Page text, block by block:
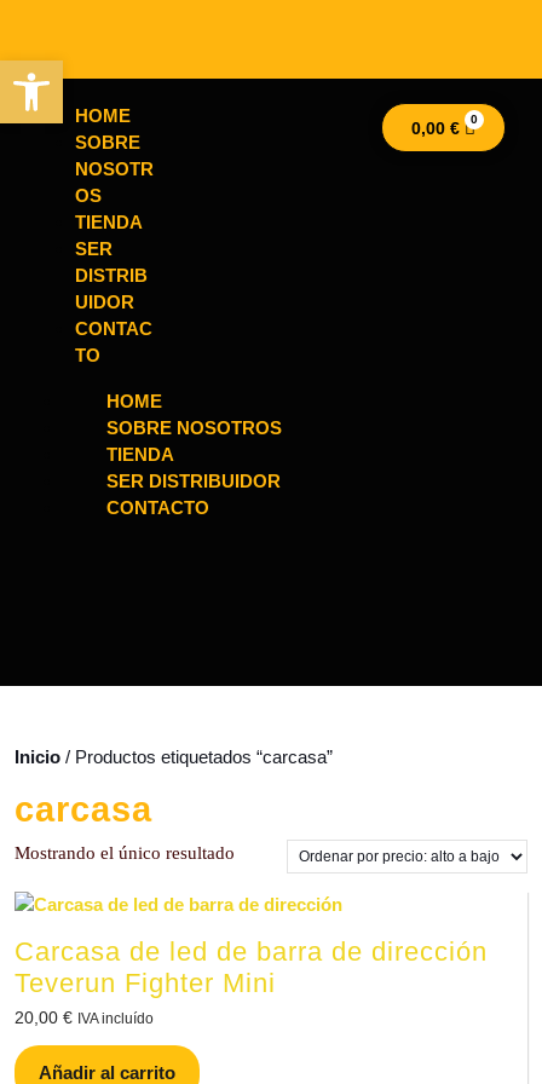
HOME
SOBRE
NOSOTR
OS
TIENDA
SER
DISTRIB
UIDOR
CONTAC
TO
HOME
SOBRE NOSOTROS
TIENDA
SER DISTRIBUIDOR
CONTACTO
0,00 €
Inicio / Productos etiquetados “carcasa”
carcasa
Mostrando el único resultado
Carcasa de led de barra de dirección
Teverun Fighter Mini
20,00 € IVA incluído
Añadir al carrito
Abrir barra de herramientas